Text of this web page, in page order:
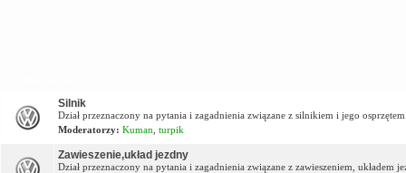
Silnik
Dział przeznaczony na pytania i zagadnienia związane z silnikiem i jego
Moderatorzy: Kuman turpik
Zawieszenie,układ jezdny
Dział przeznaczony na pytania i zagadnienia związane z zawieszeniem, układem